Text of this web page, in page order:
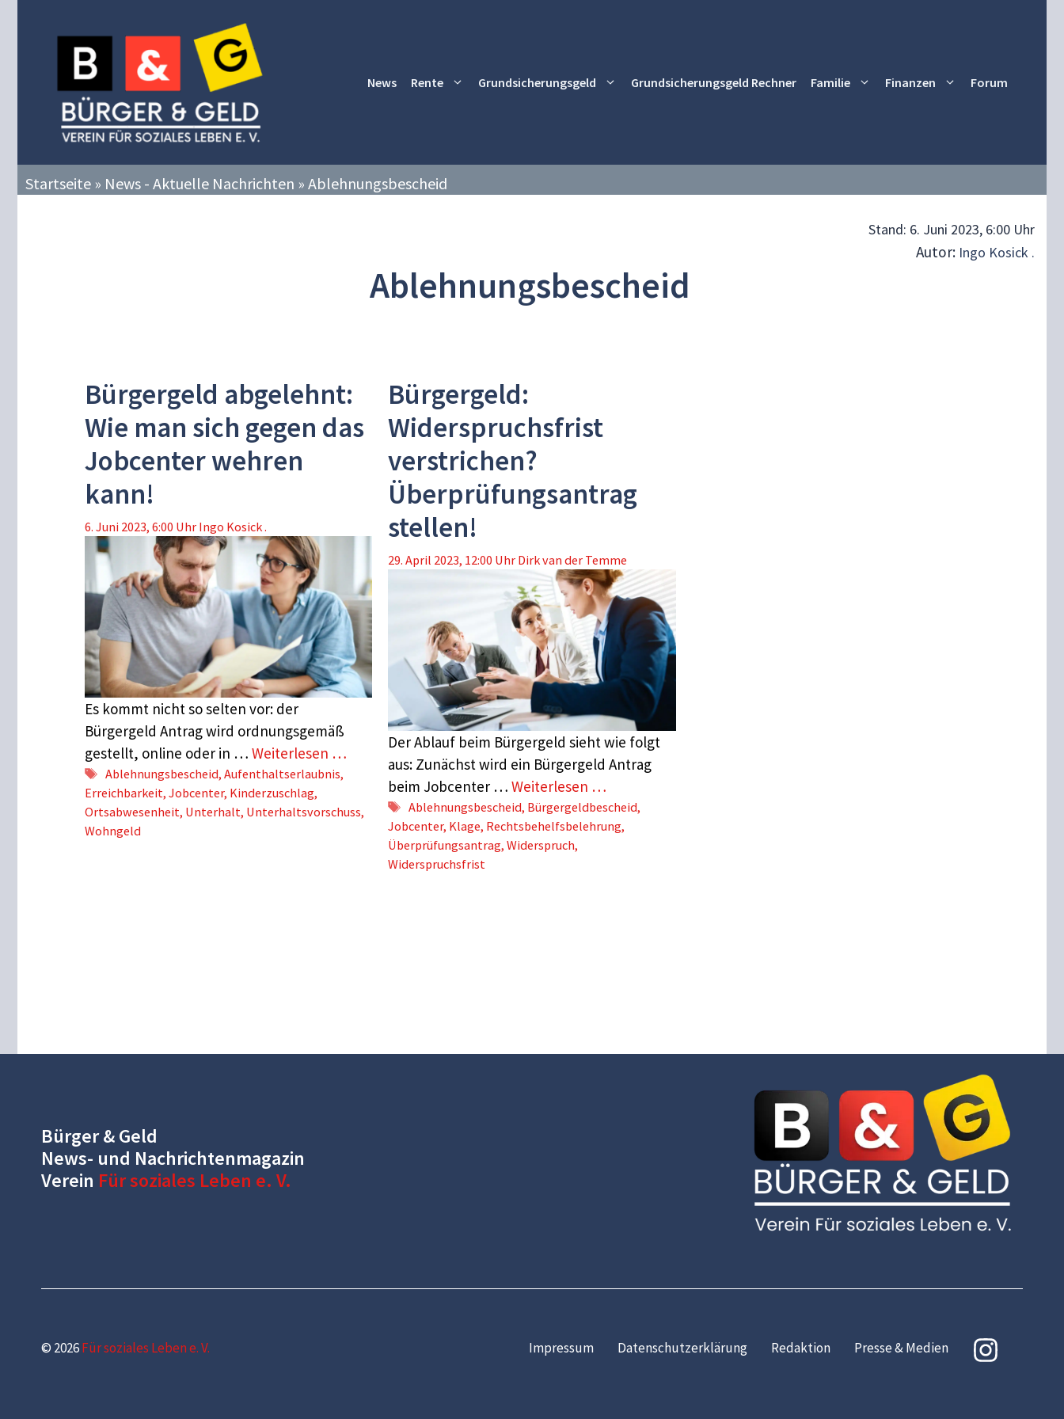
News Rente Grundsicherungsgeld Grundsicherungsgeld Rechner Familie Finanzen Forum
Startseite » News - Aktuelle Nachrichten » Ablehnungsbescheid
Stand: 6. Juni 2023, 6:00 Uhr
Autor: Ingo Kosick .
Ablehnungsbescheid
Bürgergeld abgelehnt:
Wie man sich gegen das
Jobcenter wehren
kann!
6. Juni 2023, 6:00 Uhr Ingo Kosick .
Es kommt nicht so selten vor: der
Bürgergeld Antrag wird ordnungsgemäß
gestellt, online oder in … Weiterlesen …
Schlagwörter
Ablehnungsbescheid, Aufenthaltserlaubnis,
Erreichbarkeit, Jobcenter, Kinderzuschlag,
Ortsabwesenheit, Unterhalt, Unterhaltsvorschuss,
Wohngeld
Bürgergeld:
Widerspruchsfrist
verstrichen?
Überprüfungsantrag
stellen!
29. April 2023, 12:00 Uhr Dirk van der Temme
Der Ablauf beim Bürgergeld sieht wie folgt
aus: Zunächst wird ein Bürgergeld Antrag
beim Jobcenter …Weiterlesen …
Schlagwörter
Ablehnungsbescheid, Bürgergeldbescheid,
Jobcenter, Klage, Rechtsbehelfsbelehrung,
Überprüfungsantrag,Widerspruch,
Widerspruchsfrist
Bürger & Geld
News- und Nachrichtenmagazin
Verein Für soziales Leben e. V.
© 2026Für soziales Leben e. V. Impressum Datenschutzerklärung Redaktion Presse & Medien